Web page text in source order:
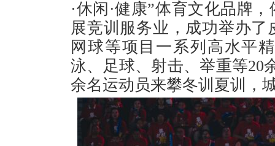
·休闲·健康”体育文化品牌
展竞训服务业，成功举办
网球等项目一系列高水平
泳、足球、射击、举重等20
余名运动员来攀冬训夏训，